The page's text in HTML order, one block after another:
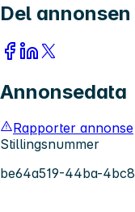
Del annonsen
Annonsedata
Rapporter annonse
Stillingsnummer
be64a519-44ba-